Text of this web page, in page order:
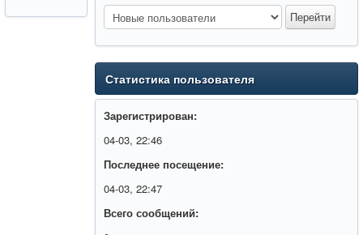
Статистика пользователя
Зарегистрирован:
04-03, 22:46
Последнее посещение:
04-03, 22:47
Всего сообщений: